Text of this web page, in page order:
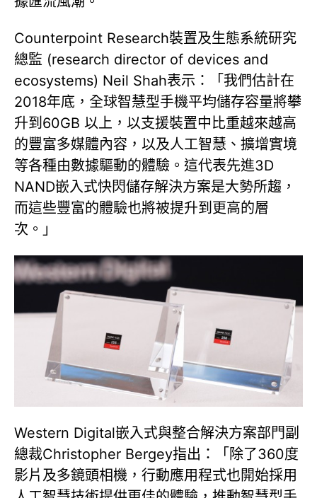
Counterpoint Research裝置及生態系統研究
總監 (research director of devices and
ecosystems) Neil Shah表示：「我們估計在
2018年底，全球智慧型手機平均儲存容量將攀
升到60GB 以上，以支援裝置中比重越來越高
的豐富多媒體內容，以及人工智慧、擴增實境
等各種由數據驅動的體驗。這代表先進3D
NAND嵌入式快閃儲存解決方案是大勢所趨，
而這些豐富的體驗也將被提升到更高的層
次。」
Western Digital嵌入式與整合解決方案部門副
總裁Christopher Bergey指出：「除了360度
影片及多鏡頭相機，行動應用程式也開始採用